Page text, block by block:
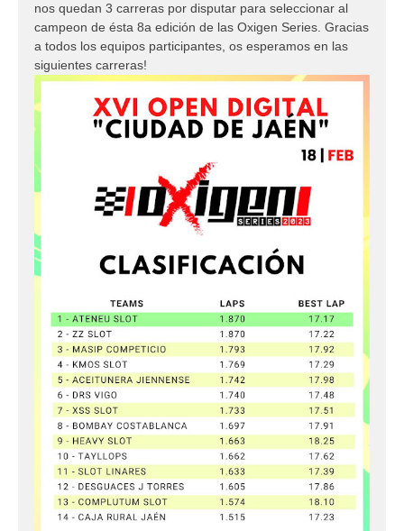
nos quedan 3 carreras por disputar para seleccionar al
campeon de ésta 8a edición de las Oxigen Series. Gracias
a todos los equipos participantes, os esperamos en las
siguientes carreras!